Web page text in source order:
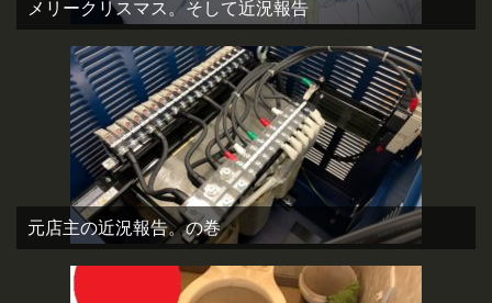
メリークリスマス。そして近況報告
元店主の近況報告。の巻